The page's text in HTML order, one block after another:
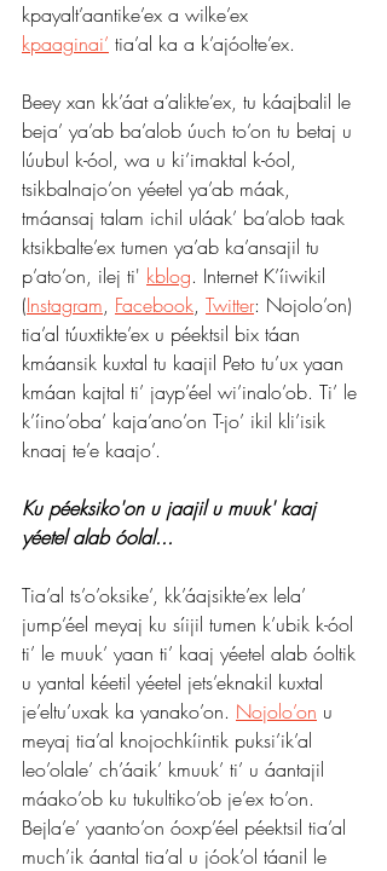
kpayalt’aantike’ex a wilke’ex
kpaaginai’ tia’al ka a k’ajóolte’ex.
Beey xan kk’áat a’alikte’ex, tu káajbalil le
beja’ ya’ab ba’alob úuch to’on tu betaj u
lúubul k-óol, wa u ki’imaktal k-óol,
tsikbalnajo’on yéetel ya’ab máak,
tmáansaj talam ichil uláak’ ba’alob taak
ktsikbalte’ex tumen ya’ab ka’ansajil tu
p’ato’on, ilej ti' kblog. Internet K’íiwikil
(Instagram, Facebook, Twitter: Nojolo’on)
tia’al túuxtikte’ex u péektsil bix táan
kmáansik kuxtal tu kaajil Peto tu’ux yaan
kmáan kajtal ti’ jayp’éel wi’inalo’ob. Ti’ le
k’íino’oba’ kaja’ano’on T-jo’ ikil kli’isik
knaaj te’e kaajo’.
Ku péeksiko'on u jaajil u muuk' kaaj
yéetel alab óolal...
Tia’al ts’o’oksike’, kk’áajsikte’ex lela’
jump’éel meyaj ku síijil tumen k’ubik k-óol
ti’ le muuk’ yaan ti’ kaaj yéetel alab óoltik
u yantal kéetil yéetel jets’eknakil kuxtal
je’eltu’uxak ka yanako’on. Nojolo’on u
meyaj tia’al knojochkíintik puksi’ik’al
leo’olale’ ch’áaik’ kmuuk’ ti’ u áantajil
máako’ob ku tukultiko’ob je’ex to’on.
Bejla’e’ yaanto’on óoxp’éel péektsil tia’al
much’ik áantal tia’al u jóok’ol táanil le